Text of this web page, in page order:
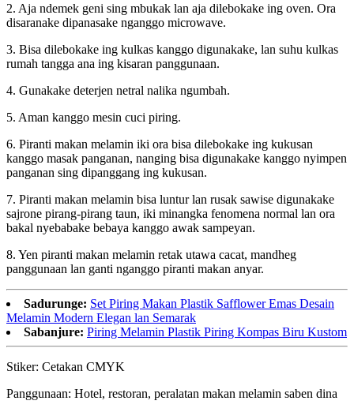
2. Aja ndemek geni sing mbukak lan aja dilebokake ing oven. Ora
disaranake dipanasake nganggo microwave.
3. Bisa dilebokake ing kulkas kanggo digunakake, lan suhu kulkas
rumah tangga ana ing kisaran panggunaan.
4. Gunakake deterjen netral nalika ngumbah.
5. Aman kanggo mesin cuci piring.
6. Piranti makan melamin iki ora bisa dilebokake ing kukusan
kanggo masak panganan, nanging bisa digunakake kanggo nyimpen
panganan sing dipanggang ing kukusan.
7. Piranti makan melamin bisa luntur lan rusak sawise digunakake
sajrone pirang-pirang taun, iki minangka fenomena normal lan ora
bakal nyebabake bebaya kanggo awak sampeyan.
8. Yen piranti makan melamin retak utawa cacat, mandheg
panggunaan lan ganti nganggo piranti makan anyar.
Sadurunge: Set Piring Makan Plastik Safflower Emas Desain
Melamin Modern Elegan lan Semarak
Sabanjure: Piring Melamin Plastik Piring Kompas Biru Kustom
Stiker: Cetakan CMYK
Panggunaan: Hotel, restoran, peralatan makan melamin saben dina